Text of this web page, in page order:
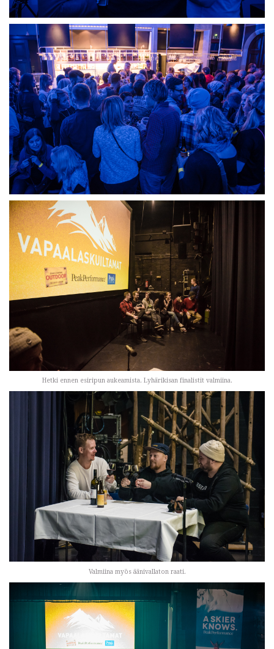
Hetki ennen esiripun aukeamista. Lyhärikisan finalistit valmiina.
Valmiina myös äänivallaton raati.